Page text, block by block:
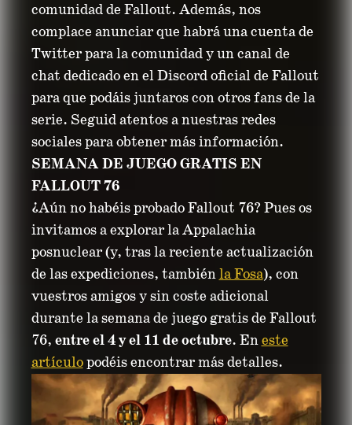
comunidad de Fallout. Además, nos
complace anunciar que habrá una cuenta de
Twitter para la comunidad y un canal de
chat dedicado en el Discord oficial de Fallout
para que podáis juntaros con otros fans de la
serie. Seguid atentos a nuestras redes
sociales para obtener más información.
SEMANA DE JUEGO GRATIS EN
FALLOUT 76
¿Aún no habéis probado Fallout 76? Pues os
invitamos a explorar la Appalachia
posnuclear (y, tras la reciente actualización
de las expediciones, tambiénla Fosa), con
vuestros amigos y sin coste adicional
durante la semana de juego gratis de Fallout
76, entre el 4 y el 11 de octubre. Eneste
artículopodéis encontrar más detalles.